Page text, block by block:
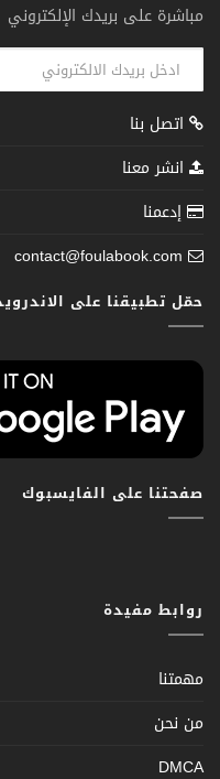
مباشرة على بريدك الإلكتروني
اتصل بنا
انشر معنا
إدعمنا
contact@foulabook.com
حمّل تطبيقنا على
صفحتنا على الفايسبوك
روابط مفيدة
مهمتنا
من نحن
DMCA